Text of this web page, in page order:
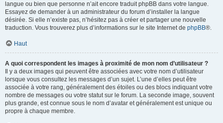
langue ou bien que personne n’ait encore traduit phpBB dans votre langue.
Essayez de demander à un administrateur du forum d’installer la langue
désirée. Si elle n’existe pas, n’hésitez pas à créer et partager une nouvelle
traduction. Vous trouverez plus d’informations sur le site Internet de phpBB®.
Haut
A quoi correspondent les images à proximité de mon nom d’utilisateur ?
Il y a deux images qui peuvent être associées avec votre nom d’utilisateur
lorsque vous consultez les messages d’un sujet. L’une d’elles peut être
associée à votre rang, généralement des étoiles ou des blocs indiquant votre
nombre de messages ou votre statut sur le forum. La seconde image, souvent
plus grande, est connue sous le nom d’avatar et généralement est unique ou
propre à chaque membre.